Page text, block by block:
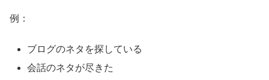
例：
ブログのネタを探している
会話のネタが尽きた